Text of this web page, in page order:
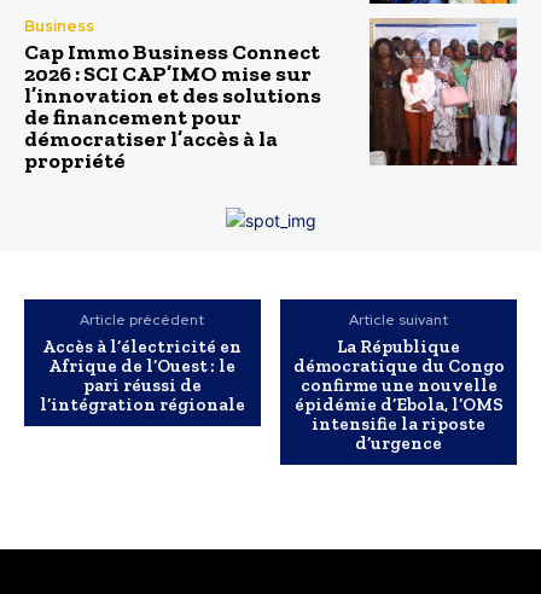
Business
Cap Immo Business Connect
2026 : SCI CAP’IMO mise sur
l’innovation et des solutions
de financement pour
démocratiser l’accès à la
propriété
Article précédent
Accès à l’électricité en
Afrique de l’Ouest : le
pari réussi de
l’intégration régionale​
Article suivant
La République
démocratique du Congo
confirme une nouvelle
épidémie d’Ebola, l’OMS
intensifie la riposte
d’urgence